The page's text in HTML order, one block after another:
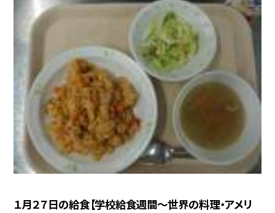
１月２７日の給食【学校給食週間〜世界の料理・アメリ